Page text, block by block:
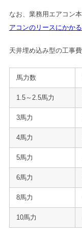
なお、業務用エアコン
アコンのリースにかか
天井埋め込み型の工事
馬力数
1.5～2.5馬力
3馬力
4馬力
5馬力
6馬力
8馬力
10馬力